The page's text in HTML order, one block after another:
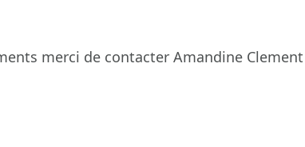
merci de contacter Amandine Clement